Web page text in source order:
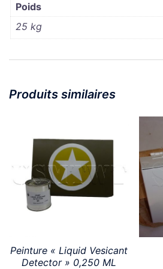
Poids
25 kg
Produits similaires
Peinture « Liquid Vesicant
Detector » 0,250 ML